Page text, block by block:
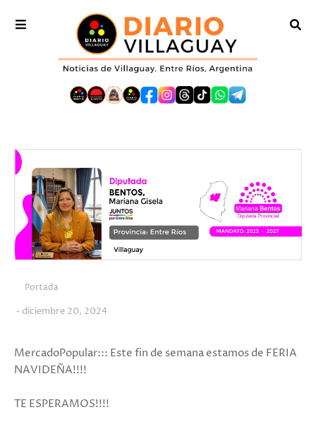
Portada
diciembre 20, 2024
MercadoPopular::: Este fin de semana estamos de FERIA
NAVIDEÑA!!!!
TE ESPERAMOS!!!!